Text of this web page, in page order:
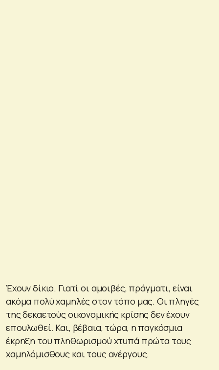
Έχουν δίκιο. Γιατί οι αμοιβές, πράγματι, είναι
ακόμα πολύ χαμηλές στον τόπο μας. Οι πληγές
της δεκαετούς οικονομικής κρίσης δεν έχουν
επουλωθεί. Και, βέβαια, τώρα, η παγκόσμια
έκρηξη του πληθωρισμού χτυπά πρώτα τους
χαμηλόμισθους και τους ανέργους.